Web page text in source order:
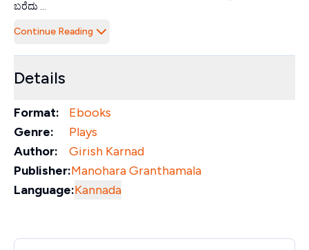
ಬರೆದು ...
Continue Reading
Details
Format:
Ebooks
Genre:
Plays
Author:
Girish Karnad
Publisher:Manohara Granthamala
Language:Kannada